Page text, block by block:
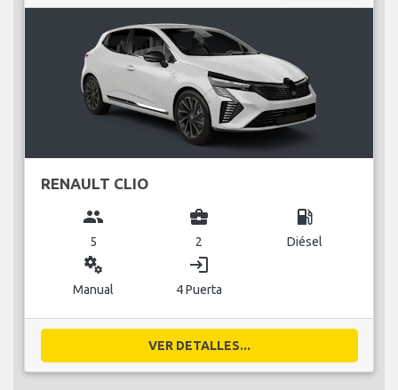
RENAULT CLIO
group
5
business_center
2
local_gas_station
Diésel
miscellaneous_services
Manual
login
4 Puerta
VER DETALLES...